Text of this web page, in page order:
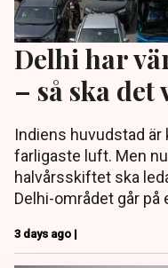
Delhi har
– så ska det
Indiens huvudstad
farligaste luft. Men
halvårsskiftet ska
Delhi-området går på
3 days ago |